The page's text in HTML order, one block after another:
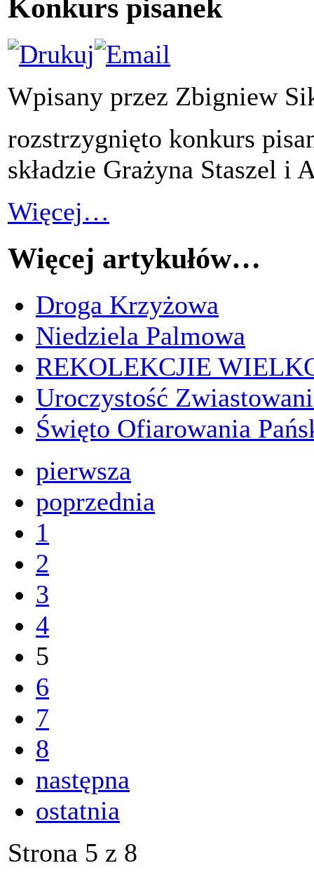
Konkurs pisanek
Wpisany przez Zbigniew
rozstrzygnięto konkurs
składzie Grażyna Staszel i
Więcej…
Więcej artykułów…
Droga Krzyżowa
Niedziela Palmowa
REKOLEKCJIE
Uroczystość
Święto Ofiarowania
pierwsza
poprzednia
1
2
3
4
5
6
7
8
następna
ostatnia
Strona 5 z 8